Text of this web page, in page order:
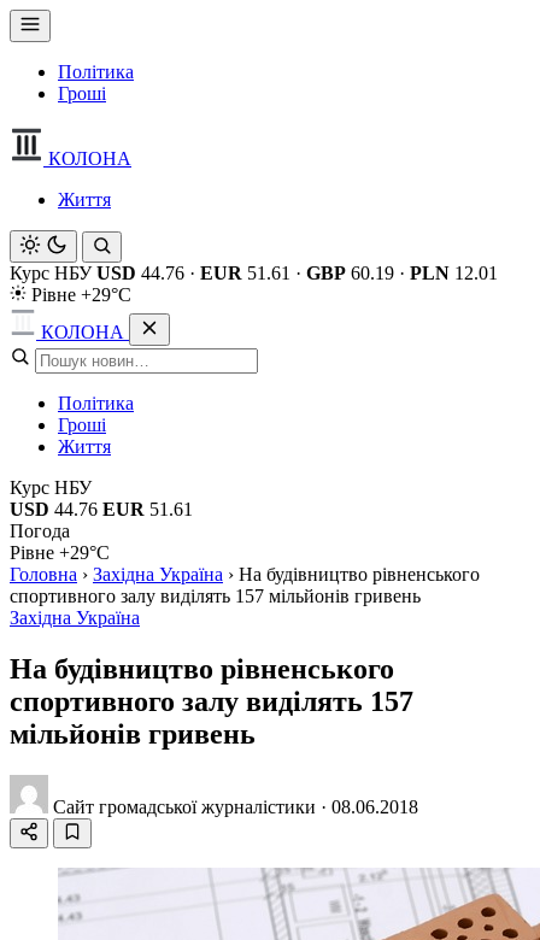
Політика
Гроші
КОЛОНА
Життя
Курс НБУ USD 44.76 · EUR 51.61 · GBP 60.19 · PLN 12.01
Рівне +29°C
КОЛОНА
Політика
Гроші
Життя
Курс НБУ
USD 44.76 EUR 51.61
Погода
Рівне +29°C
Головна › Західна Україна › На будівництво рівненського
спортивного залу виділять 157 мільйонів гривень
Західна Україна
На будівництво рівненського
спортивного залу виділять 157
мільйонів гривень
Сайт громадської журналістики · 08.06.2018